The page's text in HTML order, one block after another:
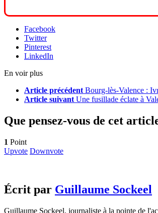
Facebook
Twitter
Pinterest
LinkedIn
En voir plus
Article précédent Bourg-lès-Valence :
Article suivant Une fusillade éclate à
Que pensez-vous de cet
1 Point
Upvote Downvote
Écrit par Guillaume Sockeel
Guillaume Sockeel, journaliste à la pointe de